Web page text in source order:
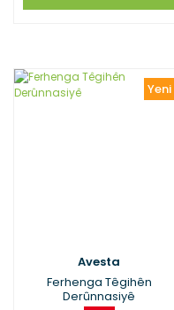
Yeni
Avesta
Ferhenga Têgihên
Derûnnasiyê